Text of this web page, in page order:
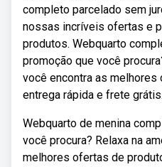
completo parcelado sem
nossas incríveis ofertas e
produtos. Webquarto
promoção que você
você encontra as
entrega rápida e frete grátis.
Webquarto de menina
você procura? Relaxa na
melhores ofertas de